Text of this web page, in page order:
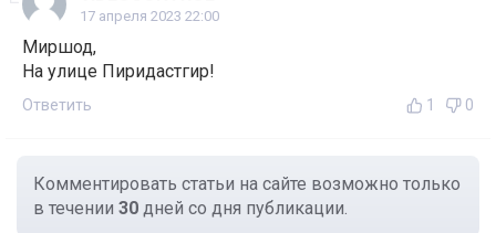
17 апреля 2023 22:00
Миршод,
На улице Пиридастгир!
Ответить 1 0
Комментировать статьи на сайте возможно только
в течении 30 дней со дня публикации.